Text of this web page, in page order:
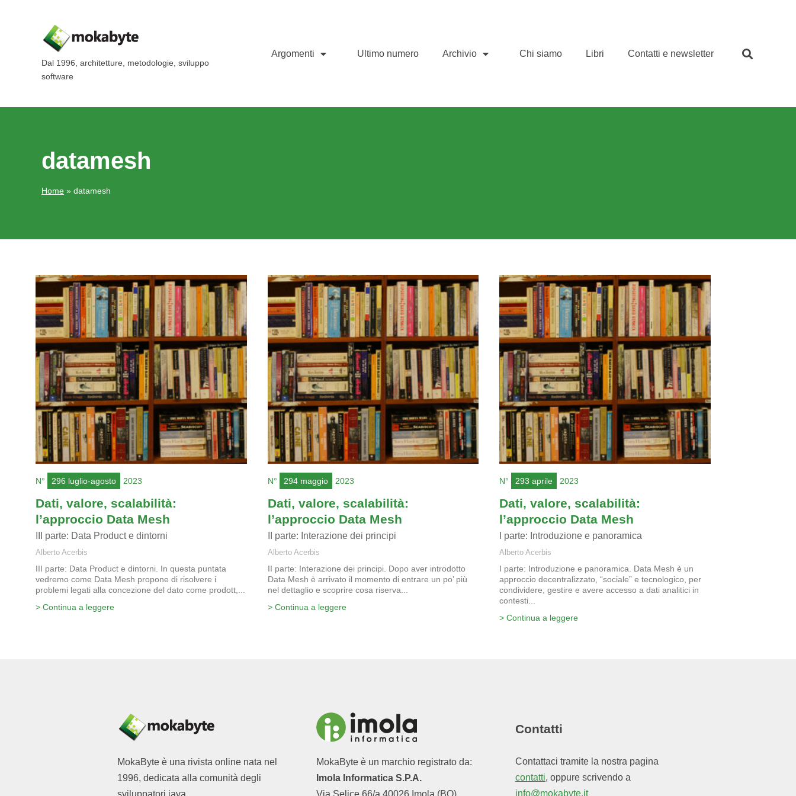
Dal 1996, architetture, metodologie, sviluppo
software
Argomenti Ultimo numero Archivio Chi siamo Libri Contatti e newsletter
datamesh
Home » datamesh
N° 296 luglio-agosto 2023
Dati, valore, scalabilità:
l’approccio Data Mesh
III parte: Data Product e dintorni
Alberto Acerbis
III parte: Data Product e dintorni. In questa puntata
vedremo come Data Mesh propone di risolvere i
problemi legati alla concezione del dato come prodott,...
> Continua a leggere
N° 294 maggio 2023
Dati, valore, scalabilità:
l’approccio Data Mesh
II parte: Interazione dei principi
Alberto Acerbis
II parte: Interazione dei principi. Dopo aver introdotto
Data Mesh è arrivato il momento di entrare un po’ più
nel dettaglio e scoprire cosa riserva...
> Continua a leggere
N° 293 aprile 2023
Dati, valore, scalabilità:
l’approccio Data Mesh
I parte: Introduzione e panoramica
Alberto Acerbis
I parte: Introduzione e panoramica. Data Mesh è un
approccio decentralizzato, “sociale” e tecnologico, per
condividere, gestire e avere accesso a dati analitici in
contesti...
> Continua a leggere
MokaByte è una rivista online nata nel
1996, dedicata alla comunità degli
MokaByte è un marchio registrato da:
Imola Informatica S.P.A.
Contatti
Contattaci tramite la nostra pagina
contatti, oppure scrivendo a
info@mokabyte.it